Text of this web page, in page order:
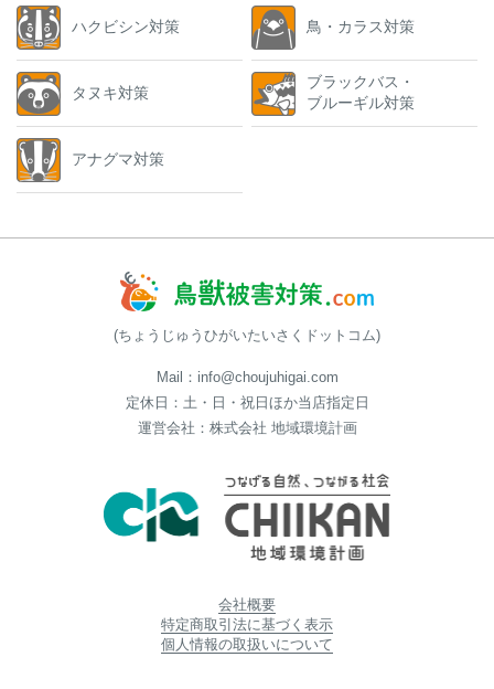
ハクビシン対策
タヌキ対策
アナグマ対策
鳥・カラス対策
ブラックバス・
ブルーギル対策
(ちょうじゅうひがいたいさくドットコム)
Mail：info@choujuhigai.com
定休日：土・日・祝日ほか当店指定日
運営会社：株式会社 地域環境計画
会社概要
特定商取引法に基づく表示
個人情報の取扱いについて